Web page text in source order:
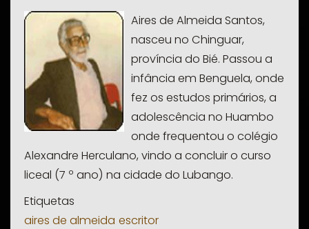
Aires de Almeida Santos,
nasceu no Chinguar,
província do Bié. Passou a
infância em Benguela, onde
fez os estudos primários, a
adolescência no Huambo
onde frequentou o colégio
Alexandre Herculano, vindo a concluir o curso
liceal (7 º ano) na cidade do Lubango.
Etiquetas
aires de almeida escritor